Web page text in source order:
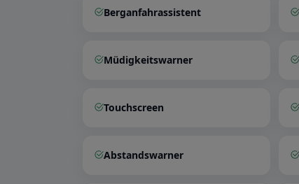
Berganfahrassistent
Müdigkeitswarner
Touchscreen
Abstandswarner